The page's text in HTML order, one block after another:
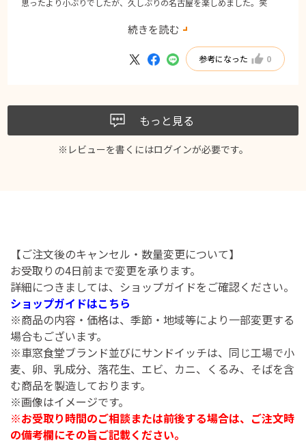
思ったより小ぶりでしたが、久しぶりの名古屋を楽しめました。笑
続きを読む
参考になった 0
もっと見る
※レビューを書くにはログインが必要です。
【ご注文後のキャンセル・数量変更について】
お受取りの4日前まで変更を承ります。
詳細につきましては、ショップガイドをご確認ください。
ショップガイドはこちら
※商品の内容・価格は、季節・地域等により一部変更する
場合もございます。
※車窓食堂ブランド並びにサンドイッチは、同じ工場で小
麦、卵、乳成分、落花生、エビ、カニ、くるみ、そばを含
む商品を製造しております。
※画像はイメージです。
※お受取り時間のご相談または前後する場合は、ご注文時
の備考欄にその旨ご記載ください。